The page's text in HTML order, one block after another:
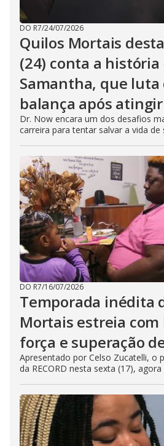
DO R7/24/07/2026
Quilos Mortais
(24) conta a história
Samantha, que luta
balança após
Dr. Now encara um dos desafios
carreira para tentar salvar a vida de
DO R7/16/07/2026
Temporada inédita
Mortais estreia
força e superação
Apresentado por Celso Zucatelli, o
da RECORD nesta sexta (17),